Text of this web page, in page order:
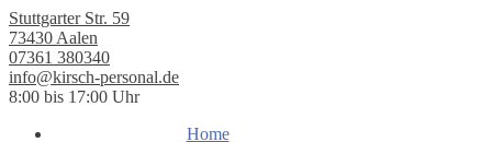
Stuttgarter Str. 59
73430 Aalen
07361 380340
info@kirsch-personal.de
8:00 bis 17:00 Uhr
Home